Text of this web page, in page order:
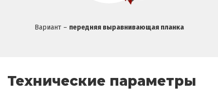
Вариант – передняя выравнивающая планка
Технические параметры